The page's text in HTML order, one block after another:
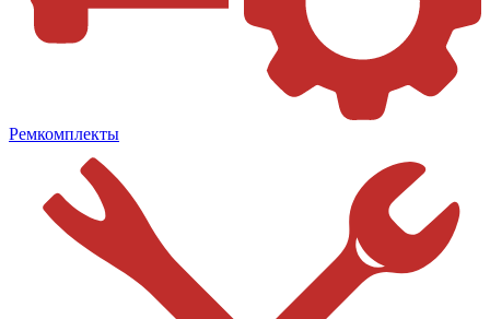
Ремкомплекты